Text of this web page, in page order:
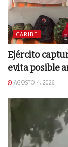
CARIBE
Ejército
evita posible
AGOSTO 4, 2026